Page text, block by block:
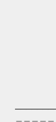
∧ i
ﾍ Ⅵ
∧
∧ 刈
〉
i 〉
|/
＿＿＿